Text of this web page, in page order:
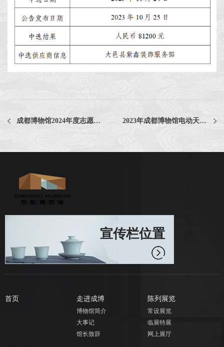
成都博物馆2024年度志愿者面试通过名单公示 2023年成都博物馆电动天窗维修服务项目评选公告
宣传栏位置
首页 走进成博
博物馆简介
大事记
馆长致辞
陈列展览
常设展览
临展特展
网上展厅